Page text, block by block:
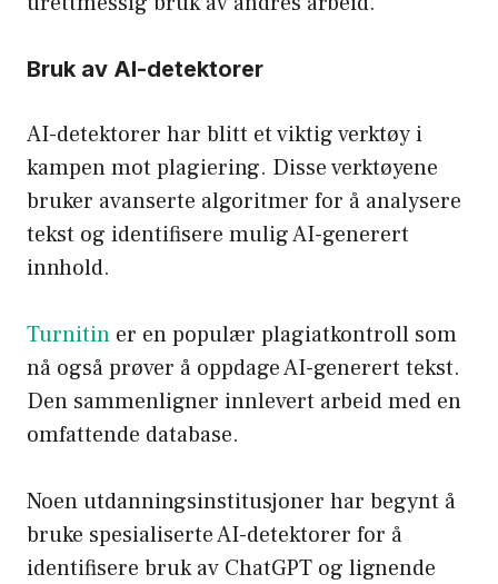
Bruk av AI-detektorer
AI-detektorer har blitt et viktig verktøy i
kampen mot plagiering. Disse verktøyene
bruker avanserte algoritmer for å analysere
tekst og identifisere mulig AI-generert
innhold.
Turnitin er en populær plagiatkontroll som
nå også prøver å oppdage AI-generert tekst.
Den sammenligner innlevert arbeid med en
omfattende database.
Noen utdanningsinstitusjoner har begynt å
bruke spesialiserte AI-detektorer for å
identifisere bruk av ChatGPT og lignende